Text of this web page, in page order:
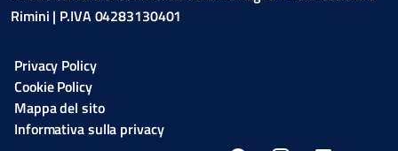
Rimini | P.IVA 04283130401
Privacy Policy
Cookie Policy
Mappa del sito
Informativa sulla privacy